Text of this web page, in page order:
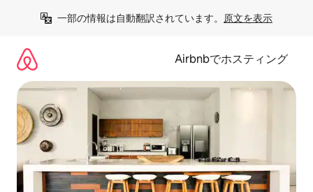
一部の情報は自動翻訳されています。 原文を表示
Airbnbでホスティング